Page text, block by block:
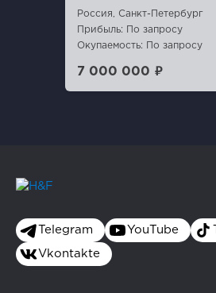
Россия, Санкт-Петербург
Прибыль: По запросу
Окупаемость: По запросу
7 000 000 ₽
Telegram YouTube
Vkontakte